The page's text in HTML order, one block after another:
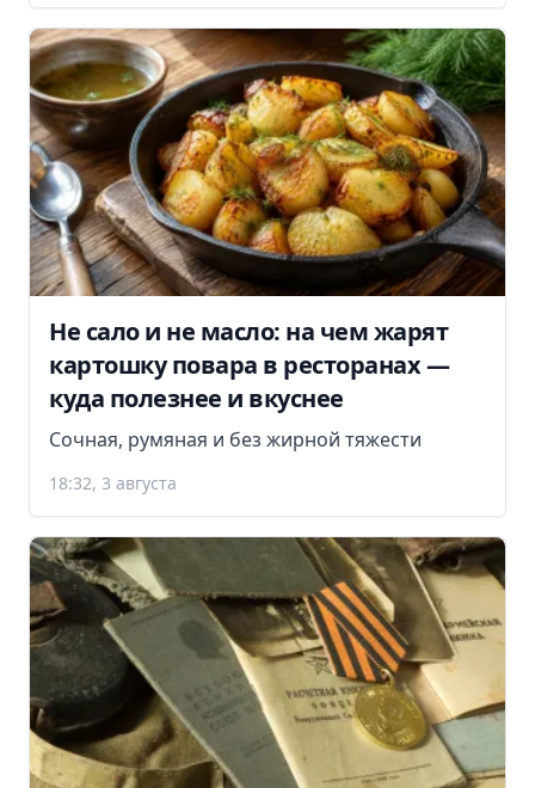
Не сало и не масло: на чем жарят
картошку повара в ресторанах —
куда полезнее и вкуснее
Сочная, румяная и без жирной тяжести
18:32, 3 августа